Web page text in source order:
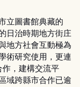
立圖書館典藏的
日治時期地方街庄
地方社會互動極為
術研究使用，更連
，建構交流平
域跨縣市合作已逾